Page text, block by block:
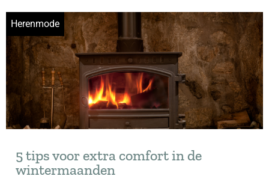
Herenmode
5 tips voor extra comfort in de
wintermaanden